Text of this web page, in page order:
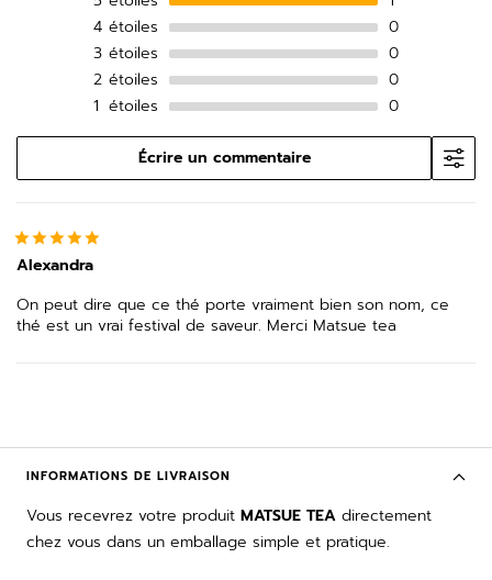
4 étoiles
0
3 étoiles
0
2 étoiles
0
1 étoiles 0
Écrire un commentaire
Alexandra
On peut dire que ce thé porte vraiment bien son nom, ce
thé est un vrai festival de saveur. Merci Matsue tea
INFORMATIONS DE LIVRAISON
Vous recevrez votre produit MATSUE TEA directement
chez vous dans un emballage simple et pratique.